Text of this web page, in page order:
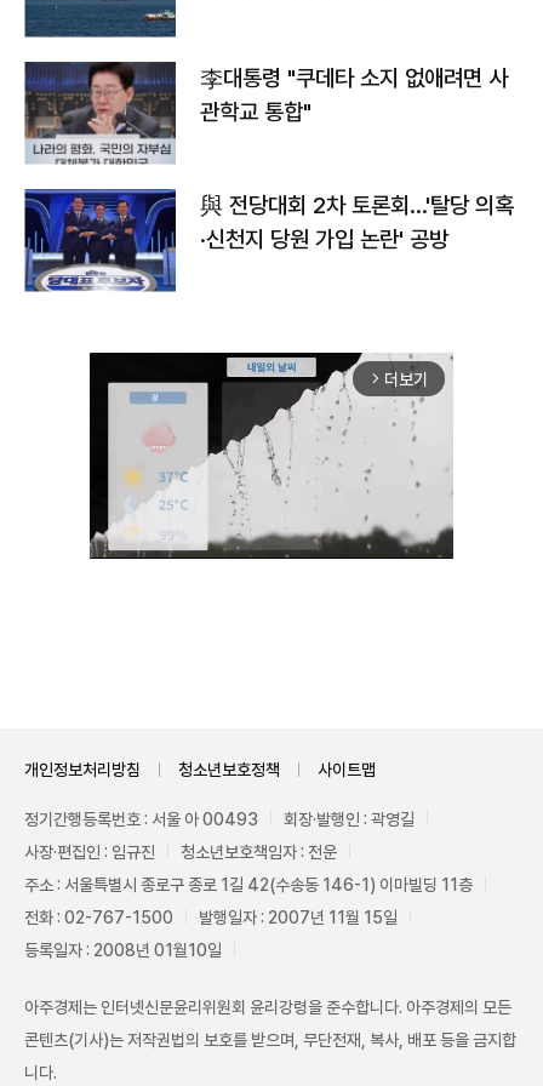
李대통령 "쿠데타 소지 없애려면 사
관학교 통합"
與 전당대회 2차 토론회…'탈당 의혹
·신천지 당원 가입 논란' 공방
arrow_forward_ios 더보기
개인정보처리방침 청소년보호정책 사이트맵
정기간행등록번호 : 서울 아 00493
회장·발행인 : 곽영길
사장·편집인 : 임규진
청소년보호책임자 : 전운
주소 : 서울특별시 종로구 종로 1길 42(수송동 146-1) 이마빌딩 11층
전화 : 02-767-1500
발행일자 : 2007년 11월 15일
등록일자 : 2008년 01월10일
아주경제는 인터넷신문윤리위원회 윤리강령을 준수합니다. 아주경제의 모든
콘텐츠(기사)는 저작권법의 보호를 받으며, 무단전재, 복사, 배포 등을 금지합
니다.